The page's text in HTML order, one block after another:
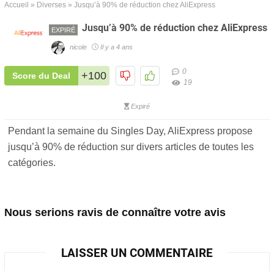
Accueil » Diverses » Jusqu’à 90% de réduction chez AliExpress
EXPIRÉ Jusqu’à 90% de réduction chez AliExpress
nicole Il y a 4 ans
Score du Deal +100
0
19
Expiré
Pendant la semaine du Singles Day, AliExpress propose
jusqu’à 90% de réduction sur divers articles de toutes les
catégories.
Nous serions ravis de connaître votre avis
LAISSER UN COMMENTAIRE